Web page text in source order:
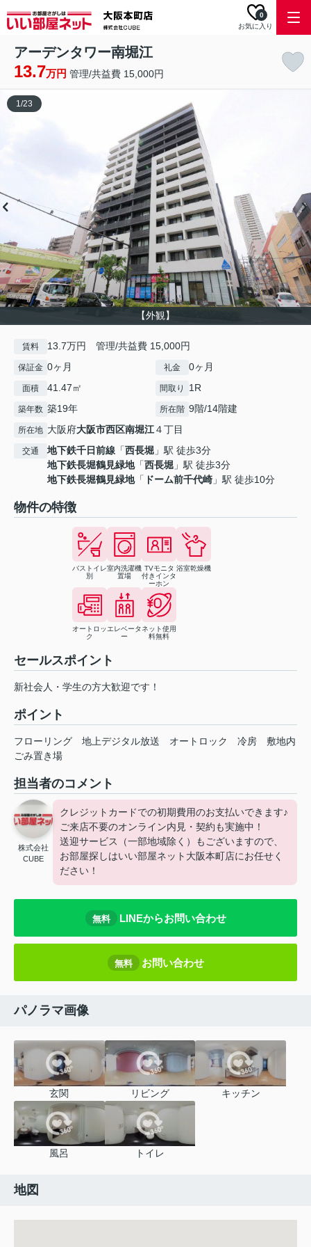
お気に入り
0
アーデンタワー南堀江
13.7万円 管理/共益費 15,000円
【外観】
1/23
賃料 13.7万円 管理/共益費 15,000円
保証金 0ヶ月 礼金 0ヶ月
面積 41.47㎡ 間取り 1R
築年数 築19年 所在階 9階/14階建
所在地 大阪府大阪市西区南堀江４丁目
交通 地下鉄千日前線 「西長堀 」駅 徒歩3分
地下鉄長堀鶴見緑地「西長堀 」駅 徒歩3分
地下鉄長堀鶴見緑地「 ドーム前千代崎 」駅 徒歩10分
物件の特徴
バストイレ
別
室内洗濯機
置場
TVモニタ
付きインタ
ーホン
浴室乾燥機
オートロッ
ク
エレベータ
ー
ネット使用
料無料
セールスポイント
新社会人・学生の方大歓迎です！
ポイント
フローリング 地上デジタル放送 オートロック 冷房
敷地内
ごみ置き場
担当者のコメント
株式会社
CUBE
クレジットカードでの初期費用のお支払いできます♪
ご来店不要のオンライン内見・契約も実施中！
送迎サービス（一部地域除く）もございますので、
お部屋探しはいい部屋ネット大阪本町店にお任せく
ださい！
無料 LINEからお問い合わせ
無料 お問い合わせ
パノラマ画像
玄関 リビング キッチン
風呂 トイレ
地図